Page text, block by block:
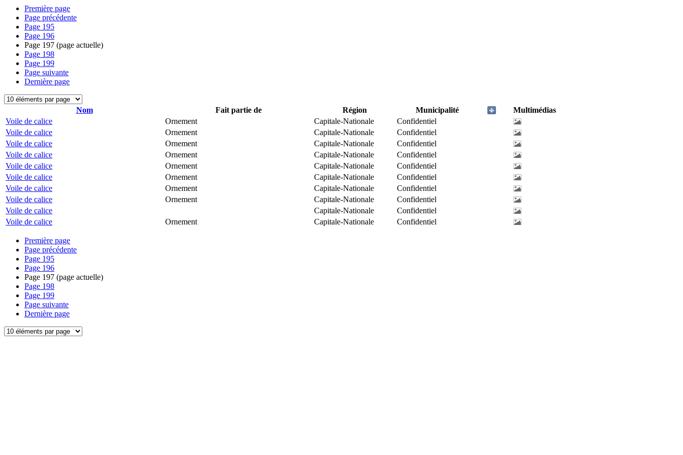
Première page
Page précédente
Page 195
Page 196
Page 197 (page actuelle)
Page 198
Page 199
Page suivante
Dernière page
Nom Fait partie de Région Municipalité
Multimédias
Voile de calice
Ornement Capitale-Nationale
Confidentiel
Voile de calice
Ornement Capitale-Nationale
Confidentiel
Voile de calice
Ornement Capitale-Nationale
Confidentiel
Voile de calice
Ornement Capitale-Nationale
Confidentiel
Voile de calice
Ornement Capitale-Nationale
Confidentiel
Voile de calice
Ornement Capitale-Nationale
Confidentiel
Voile de calice
Ornement Capitale-Nationale
Confidentiel
Voile de calice
Ornement Capitale-Nationale
Confidentiel
Voile de calice
Capitale-Nationale
Confidentiel
Voile de calice
Ornement Capitale-Nationale Confidentiel
Première page
Page précédente
Page 195
Page 196
Page 197 (page actuelle)
Page 198
Page 199
Page suivante
Dernière page